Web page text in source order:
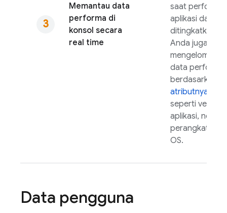
Memantau data
performa di
konsol secara
real time
saat performa
aplikasi dapat
ditingkatkan.
Anda juga
data performa
berdasarkan
atributnya
seperti versi
aplikasi,
perangkat,
OS.
Data pengguna